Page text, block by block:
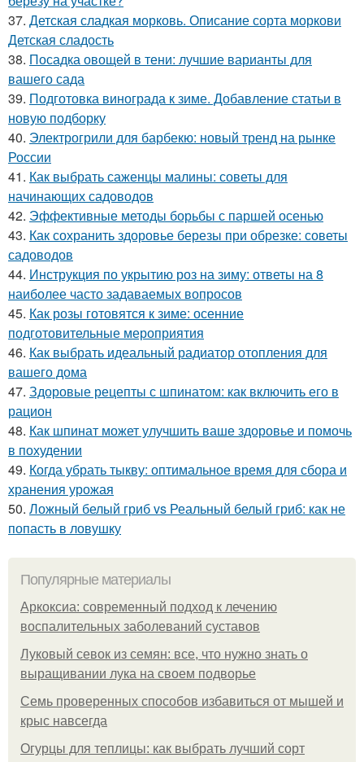
37. Детская сладкая морковь. Описание сорта моркови
Детская сладость
38. Посадка овощей в тени: лучшие варианты для
вашего сада
39. Подготовка винограда к зиме. Добавление статьи в
новую подборку
40. Электрогрили для барбекю: новый тренд на рынке
России
41. Как выбрать саженцы малины: советы для
начинающих садоводов
42. Эффективные методы борьбы с паршей осенью
43. Как сохранить здоровье березы при обрезке: советы
садоводов
44. Инструкция по укрытию роз на зиму: ответы на 8
наиболее часто задаваемых вопросов
45. Как розы готовятся к зиме: осенние
подготовительные мероприятия
46. Как выбрать идеальный радиатор отопления для
вашего дома
47. Здоровые рецепты с шпинатом: как включить его в
рацион
48. Как шпинат может улучшить ваше здоровье и помочь
в похудении
49. Когда убрать тыкву: оптимальное время для сбора и
хранения урожая
50. Ложный белый гриб vs Реальный белый гриб: как не
попасть в ловушку
Популярные материалы
Аркоксиа: современный подход к лечению
воспалительных заболеваний суставов
Луковый севок из семян: все, что нужно знать о
выращивании лука на своем подворье
Семь проверенных способов избавиться от мышей и
крыс навсегда
Огурцы для теплицы: как выбрать лучший сорт